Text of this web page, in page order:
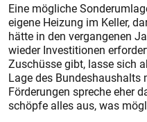
Eine mögliche
eigene Heizung im Keller,
hätte in den vergangenen
wieder Investitionen
Zuschüsse gibt, lasse sich
Lage des
Förderungen spreche eher
schöpfe alles aus, was